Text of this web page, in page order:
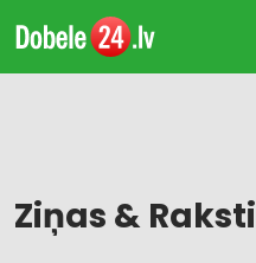
Ziņas & Raksti